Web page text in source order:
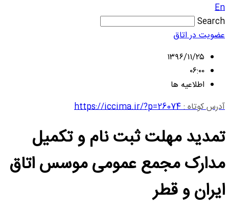
En
Search
عضویت در اتاق
۱۳۹۶/۱۱/۲۵
۰۶:۰۰
اطلاعیه ها
آدرس کوتاه :https://iccima.ir/?p=26074
تمدید مهلت ثبت نام و تکمیل
مدارک مجمع عمومی موسس اتاق
ایران و قطر